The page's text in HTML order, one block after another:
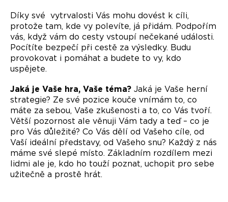
Díky své vytrvalosti Vás mohu dovést k cíli,
protože tam, kde vy polevíte, já přidám. Podpořím
vás, když vám do cesty vstoupí nečekané události.
Pocítíte bezpečí při cestě za výsledky. Budu
provokovat i pomáhat a budete to vy, kdo
uspějete.
Jaká je Vaše hra, Vaše téma? Jaká je Vaše herní
strategie? Ze své pozice kouče vnímám to, co
máte za sebou, Vaše zkušenosti a to, co Vás tvoří.
Větší pozornost ale věnuji Vám tady a teď – co je
pro Vás důležité? Co Vás dělí od Vašeho cíle, od
Vaší ideální představy, od Vašeho snu? Každý z nás
máme své slepé místo. Základním rozdílem mezi
lidmi ale je, kdo ho touží poznat, uchopit pro sebe
užitečně a prostě hrát.